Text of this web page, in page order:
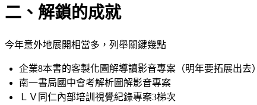
二、解鎖的成就
今年意外地展開相當多，列舉關鍵幾點
企業8本書的客製化圖解導讀影音專案（明年要拓展出去）
南一書局國中會考解析圖解影音專案
ＬＶ同仁內部培訓視覺紀錄專案3梯次